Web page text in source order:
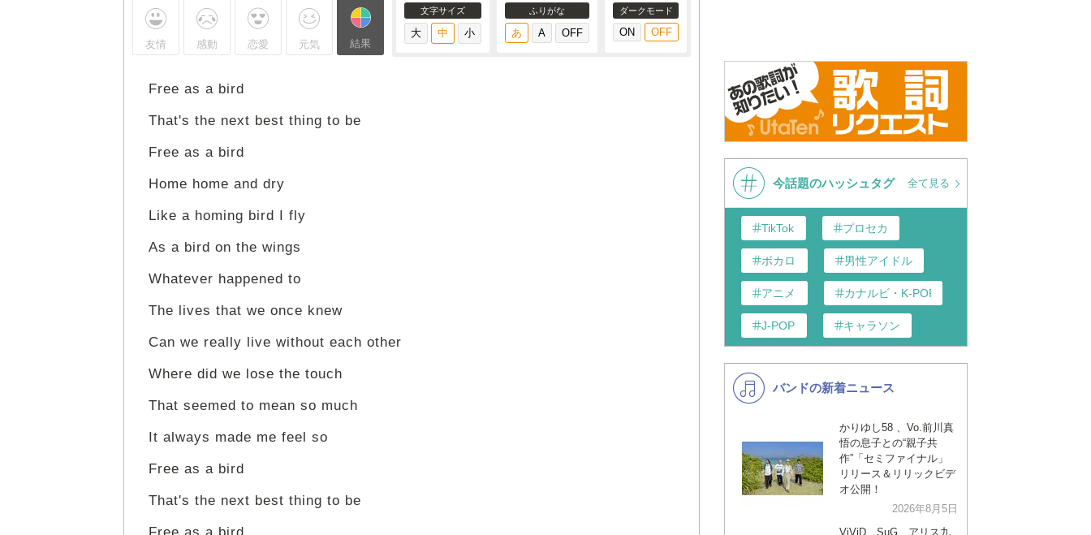
友情 感動 恋愛 元気 結果
文字サイズ ふりがな ダークモード
Free as a bird
That's the next best thing to be
Free as a bird
Home home and dry
Like a homing bird I fly
As a bird on the wings
Whatever happened to
The lives that we once knew
Can we really live without each other
Where did we lose the touch
That seemed to mean so much
It always made me feel so
Free as a bird
That's the next best thing to be
今話題のハッシュタグ 全て見る
TikTok プロセカ
ボカロ 男性アイドル
アニメ カナルビ・K-POP和訳
J-POP キャラソン
K-POP バンド
洋楽
VTuber ディズニー
バンドの新着ニュース
かりゆし58 、Vo.前川真
悟の息子との“親子共
作”「セミファイナル」
リリース＆リリックビデ
オ公開！
2026年8月5日
ViViD、SuG、アリス九